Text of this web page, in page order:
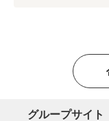
グループサイト